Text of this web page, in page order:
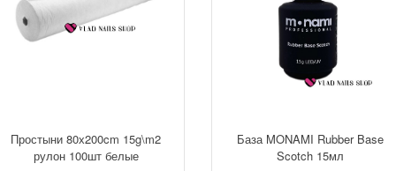
Простыни 80х200cm 15g\m2
рулон 100шт белые
База MONAMI Rubber Base
Scotch 15мл